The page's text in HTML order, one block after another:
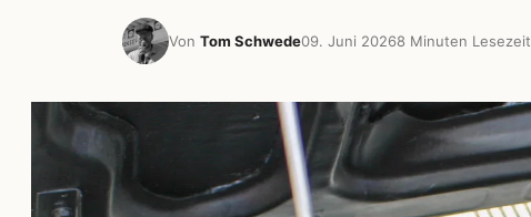
Von Tom Schwede09. Juni 20268 Minuten Lesezeit